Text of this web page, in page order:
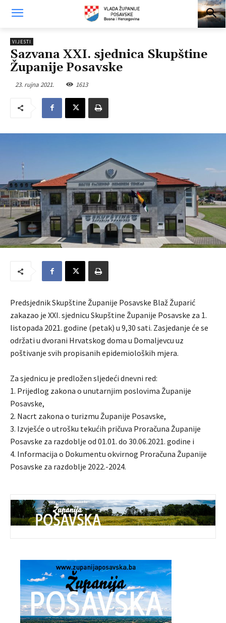
VIJESTI
Sazvana XXI. sjednica Skupštine
Županije Posavske
23. rujna 2021. 1613
Predsjednik Skupštine Županije Posavske Blaž Župarić
zakazao je XXI. sjednicu Skupštine Županije Posavske za 1.
listopada 2021. godine (petak) u 9,30 sati. Zasjedanje će se
održati u dvorani Hrvatskog doma u Domaljevcu uz
poštivanje svih propisanih epidemioloških mjera.
Za sjednicu je predložen sljedeći dnevni red:
1. Prijedlog zakona o unutarnjim poslovima Županije
Posavske,
2. Nacrt zakona o turizmu Županije Posavske,
3. Izvješće o utrošku tekućih pričuva Proračuna Županije
Posavske za razdoblje od 01.01. do 30.06.2021. godine i
4. Informacija o Dokumentu okvirnog Proračuna Županije
Posavske za razdoblje 2022.-2024.